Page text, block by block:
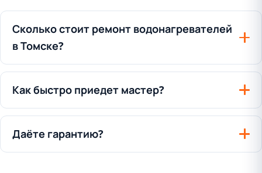
Сколько стоит ремонт водонагревателей
в Томске?
Как быстро приедет мастер?
Даёте гарантию?